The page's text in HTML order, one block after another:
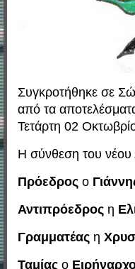
Συγκροτήθηκε σε
από τα
Τετάρτη 02
Η σύνθεση του νέου
Πρόεδρος ο
Αντιπρόεδρος η
Γραμματέας η
Ταμίας ο